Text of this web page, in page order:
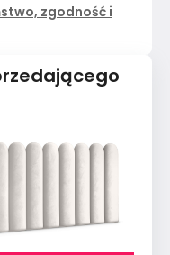
zgodność i